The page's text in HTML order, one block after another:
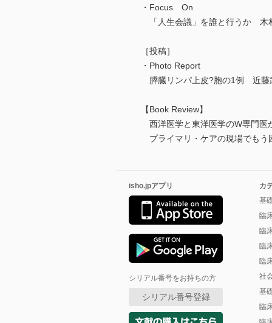
・Focus On
「人生会議」を誰と行うか 木
［投稿］
・Photo Report
膵臓リンパ上皮?胞の1例 近藤
【Book Review】
西洋医学と東洋医学のW専門
プライマリ・ケアの現場でもう
isho.jpアプリ
シリアル番号をお持ちの方
シリアル番号登録
カ
基
臨
臨
臨
臨
社
基
臨